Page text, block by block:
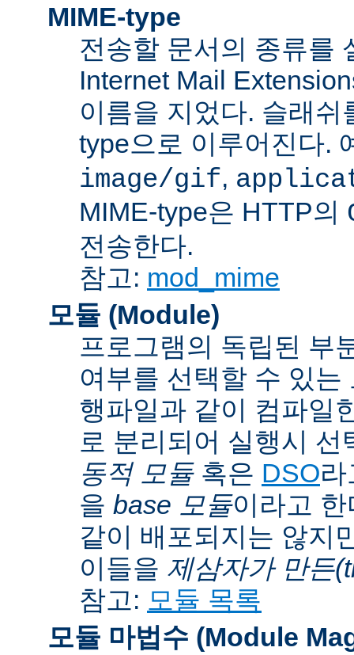
MIME-type
전송할 문서의 종류를
Internet Mail
이름을 지었다. 슬래
type으로 이루어진다.
image/gif,
MIME-type은 HTTP의
전송한다.
참고: mod_mime
모듈 (Module)
프로그램의 독립된 부
여부를 선택할 수 있
행파일과 같이 컴파일
로 분리되어 실행시
동적 모듈혹은 DSO
을 base 모듈이라고
같이 배포되지는 않지
이들을 제삼자가 만든
참고: 모듈 목록
모듈 마법수 (Module